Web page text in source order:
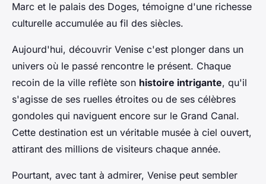
Marc et le palais des Doges, témoigne d'une richesse
culturelle accumulée au fil des siècles.
Aujourd'hui, découvrir Venise c'est plonger dans un
univers où le passé rencontre le présent. Chaque
recoin de la ville reflète son histoire intrigante, qu'il
s'agisse de ses ruelles étroites ou de ses célèbres
gondoles qui naviguent encore sur le Grand Canal.
Cette destination est un véritable musée à ciel ouvert,
attirant des millions de visiteurs chaque année.
Pourtant, avec tant à admirer, Venise peut sembler